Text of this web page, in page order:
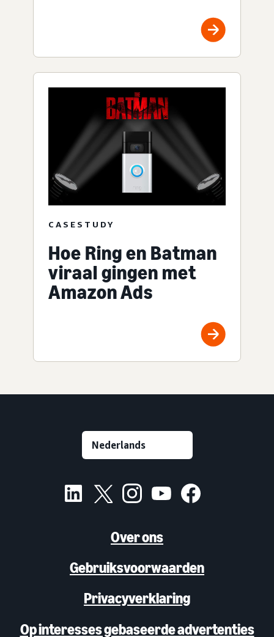
CASESTUDY
Hoe Ring en Batman
viraal gingen met
Amazon Ads
Over ons
Gebruiksvoorwaarden
Privacyverklaring
Op interesses gebaseerde advertenties